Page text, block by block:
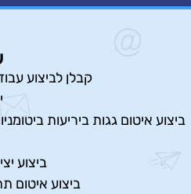
קבלן לביצוע
ביצוע איטום גגות ביריעות
ביצוע
ביצוע איטום